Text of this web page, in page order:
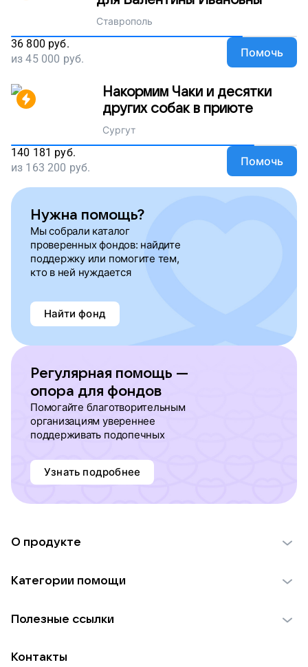
Ставрополь
36 800 руб.
из45 000 руб. Помочь
Накормим Чаки и десятки
других собак в приюте
Сургут
140 181 руб.
из 163 200 руб. Помочь
Нужна помощь?
Мы собрали каталог
проверенных фондов: найдите
поддержку или помогите тем,
кто в ней нуждается
Найти фонд
Регулярная помощь —
опора для фондов
Помогайте благотворительным
организациям увереннее
поддерживать подопечных
Узнать подробнее
О продукте
Использование материалов
Для НКО
Категории помощи
Пожилым
Полезные ссылки
Контакты